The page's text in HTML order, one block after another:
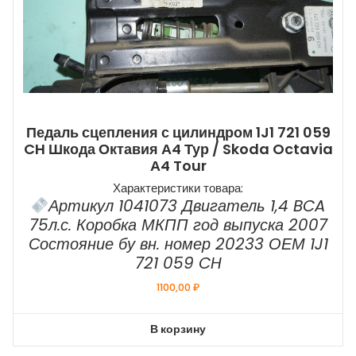
Педаль сцепления с цилиндром 1J1 721 059
CH Шкода Октавия А4 Тур / Skoda Octavia
А4 Tour
Характеристики товара:
Артикул 1041073 Двигатель 1,4 BCA
75л.с. Коробка МКПП год выпуска 2007
Состояние бу вн. номер 20233 ОЕМ 1J1
721 059 CH
1100,00₽
В корзину